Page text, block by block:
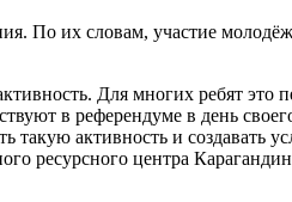
По их словам, участие
Для многих ребят это
в референдуме в день
активность и создавать
ресурсного центра